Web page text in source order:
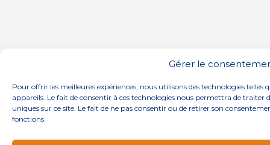
Gérer le
Pour offrir les meilleures expériences, nous utilisons des technologies
appareils. Le fait de consentir à ces technologies nous permettra de
uniques sur ce site. Le fait de ne pas consentir ou de retirer son
fonctions.